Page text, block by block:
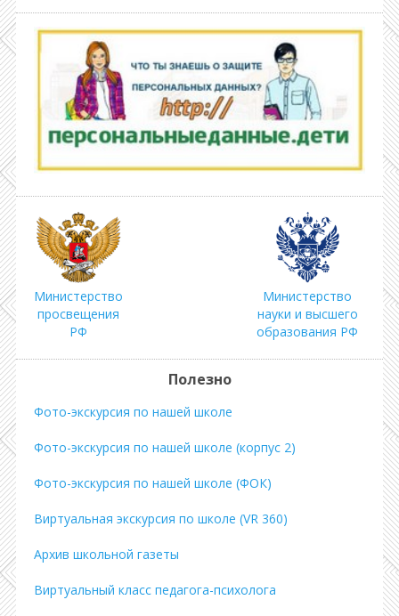
Министерство
просвещения
РФ
Министерство
науки и высшего
образования РФ
Полезно
Фото-экскурсия по нашей школе
Фото-экскурсия по нашей школе (корпус 2)
Фото-экскурсия по нашей школе (ФОК)
Виртуальная экскурсия по школе (VR 360)
Архив школьной газеты
Виртуальный класс педагога-психолога